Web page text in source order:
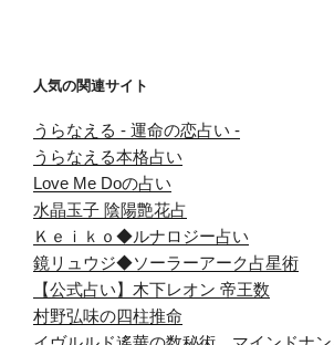
人気の関連サイト
うらなえる - 運命の恋占い -
うらなえる本格占い
Love Me Doの占い
水晶玉子 陰陽艶花占
Ｋｅｉｋｏ◆ルナロジー占い
鏡リュウジ◆ソーラーアーク占星術
【公式占い】木下レオン 帝王数
村野弘味の四柱推命